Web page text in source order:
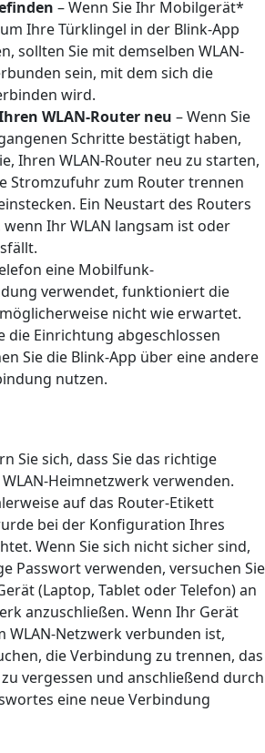
– Wenn Sie Ihr Mobilgerät*
Ihre Türklingel in der Blink-App
sollten Sie mit demselben WLAN-
sein, mit dem sich die
wird.
WLAN-Router neu – Wenn Sie
Schritte bestätigt haben,
Ihren WLAN-Router neu zu starten,
Stromzufuhr zum Router trennen
Ein Neustart des Routers
Ihr WLAN langsam ist oder
eine Mobilfunk-
verwendet, funktioniert die
nicht wie erwartet.
die Einrichtung abgeschlossen
Sie die Blink-App über eine andere
nutzen.
Sie sich, dass Sie das richtige
Heimnetzwerk verwenden.
auf das Router-Etikett
bei der Konfiguration Ihres
Wenn Sie sich nicht sicher sind,
Passwort verwenden, versuchen Sie
(Laptop, Tablet oder Telefon) an
anzuschließen. Wenn Ihr Gerät
WLAN-Netzwerk verbunden ist,
die Verbindung zu trennen, das
vergessen und anschließend durch
eine neue Verbindung